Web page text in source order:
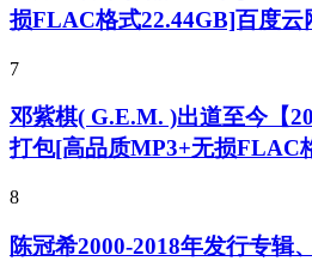
损FLAC格式22.44GB]百度云
7
邓紫棋( G.E.M. )出道至今【
打包[高品质MP3+无损FLAC
8
陈冠希2000-2018年发行专辑